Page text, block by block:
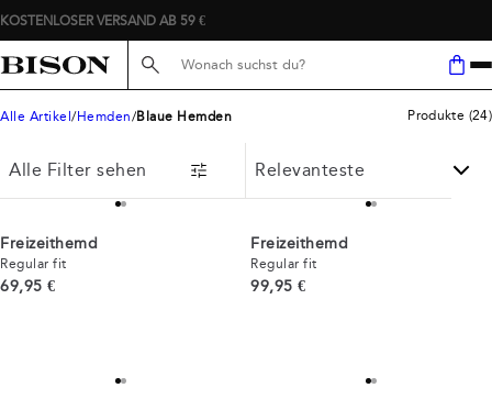
KOSTENLOSER VERSAND AB 59 €
Suche hier...
Alle Artikel Hemden Blaue Hemden Produkte (24)
Alle Filter sehen
Freizeithemd
Regular fit
Preis
69,95 €
Freizeithemd
Regular fit
Preis
99,95 €